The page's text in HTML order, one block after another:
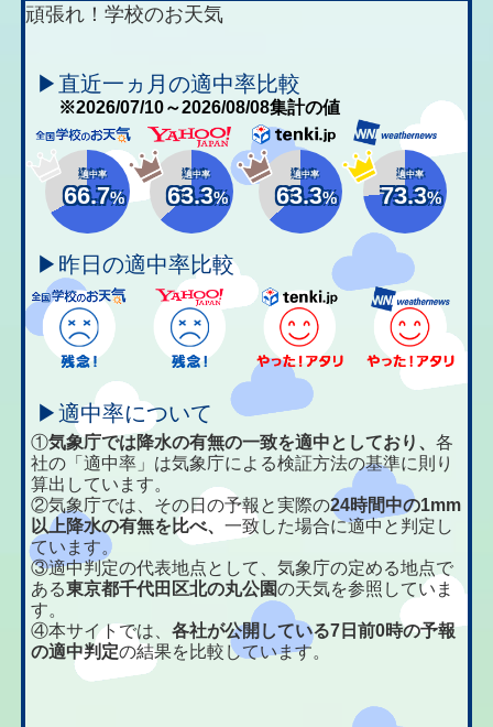
頑張れ！学校のお天気
▶直近一ヵ月の適中率比較
※2026/07/10～2026/08/08集計の値
適中率
66.7%
適中率
63.3%
適中率
63.3%
適中率
73.3%
▶昨日の適中率比較
▶適中率について
①気象庁では降水の有無の一致を適中としており、各
社の「適中率」は気象庁による検証方法の基準に則り
算出しています。
②気象庁では、その日の予報と実際の24時間中の1mm
以上降水の有無を比べ、一致した場合に適中と判定し
ています。
③適中判定の代表地点として、気象庁の定める地点で
ある東京都千代田区北の丸公園の天気を参照していま
す。
④本サイトでは、各社が公開している7日前0時の予報
の適中判定の結果を比較しています。